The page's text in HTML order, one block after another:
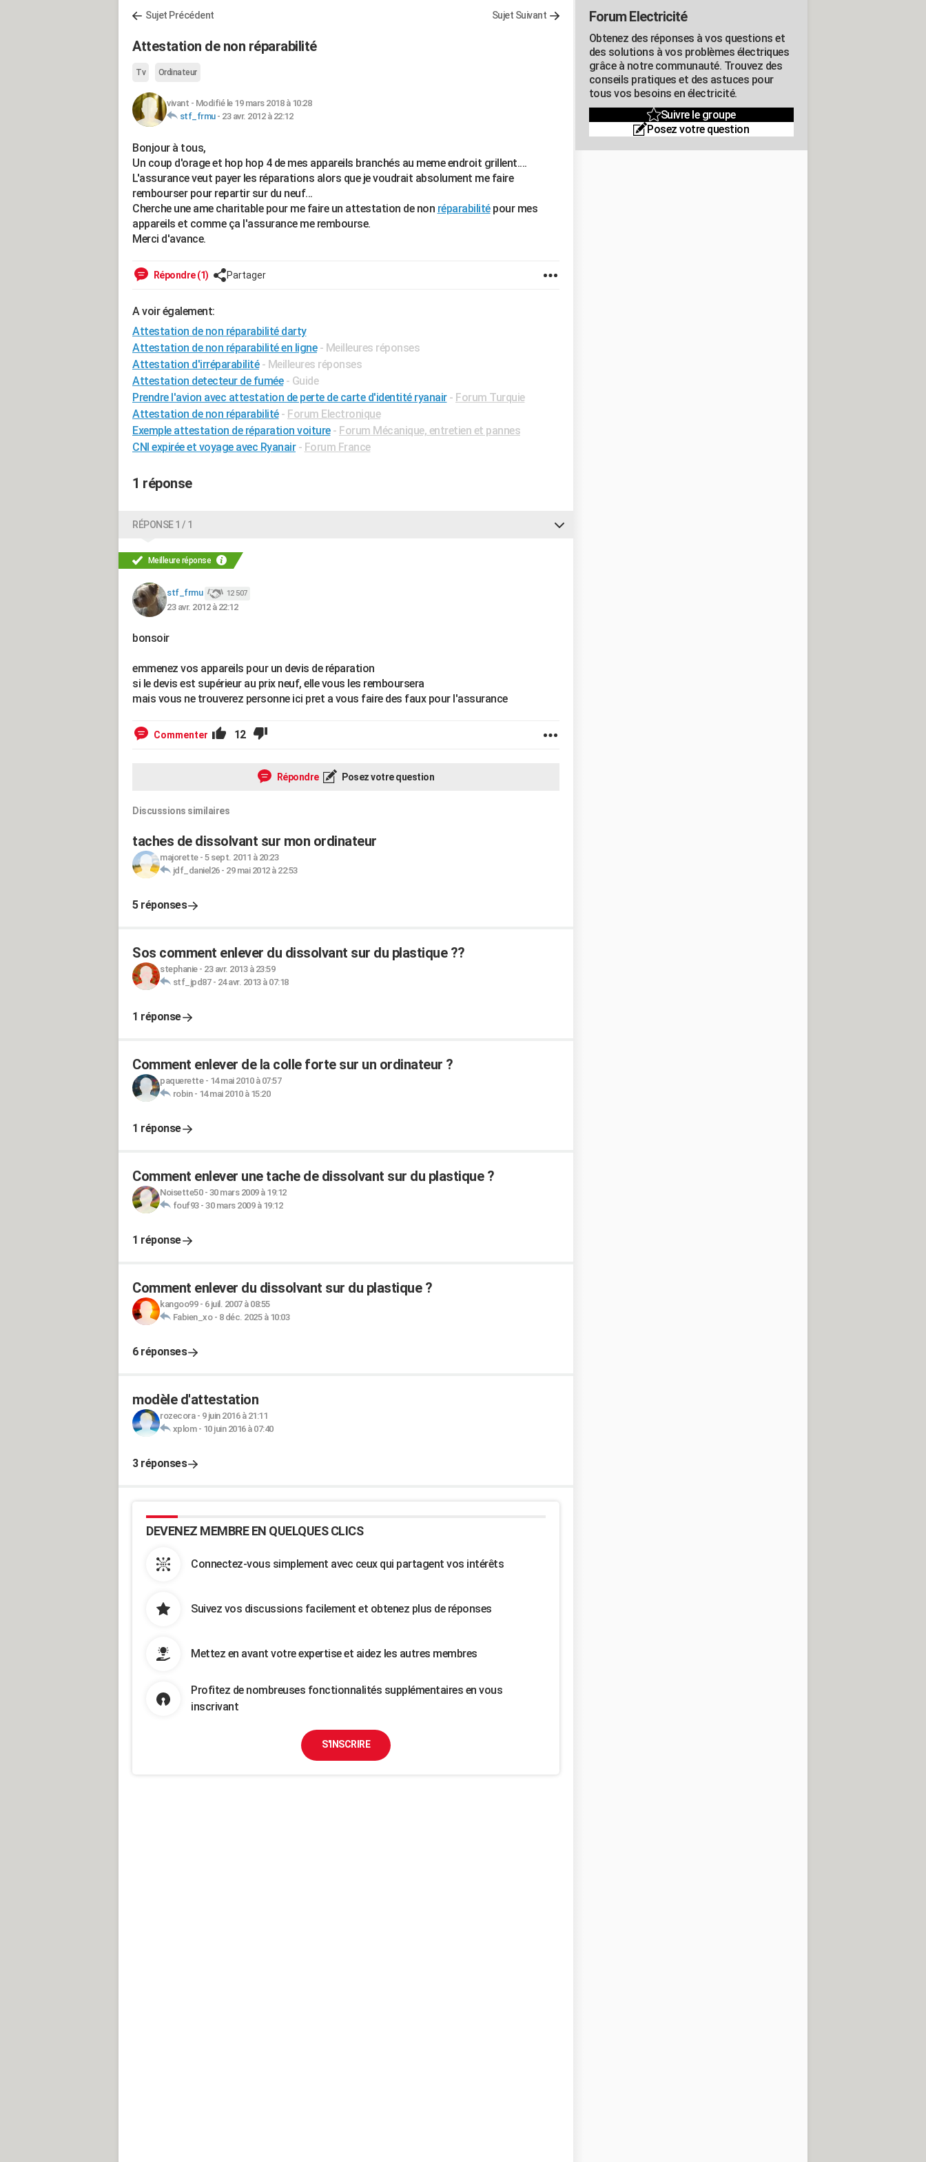
Sujet Précédent Sujet Suivant
Attestation de non réparabilité
Tv Ordinateur
vivant - Modifié le 19 mars 2018 à 10:28
stf_frmu- 23 avr. 2012 à 22:12
Bonjour à tous,
Un coup d'orage et hop hop 4 de mes appareils branchés au meme endroit grillent....
L'assurance veut payer les réparations alors que je voudrait absolument me faire
rembourser pour repartir sur du neuf...
Cherche une ame charitable pour me faire un attestation de non réparabilitépour mes
appareils et comme ça l'assurance me rembourse.
Merci d'avance.
Répondre (1) Partager
A voir également:
Attestation de non réparabilité darty
Attestation de non réparabilité en ligne - Meilleures réponses
Attestation d'irréparabilité - Meilleures réponses
Attestation detecteur de fumée - Guide
Prendre l'avion avec attestation de perte de carte d'identité ryanair - Forum Turquie
Attestation de non réparabilité - Forum Electronique
Exemple attestation de réparation voiture - Forum Mécanique, entretien et pannes
CNI expirée et voyage avec Ryanair - Forum France
1 réponse
RÉPONSE 1 / 1
Meilleure réponse
stf_frmu 12 507
23 avr. 2012 à 22:12
bonsoir
emmenez vos appareils pour un devis de réparation
si le devis est supérieur au prix neuf, elle vous les remboursera
mais vous ne trouverez personne ici pret a vous faire des faux pour l'assurance
Commenter 12
Répondre Posez votre question
Discussions similaires
taches de dissolvant sur mon ordinateur
majorette- 5 sept. 2011 à 20:23
jdf_daniel26- 29 mai 2012 à 22:53
5 réponses
Sos comment enlever du dissolvant sur du plastique ??
stephanie- 23 avr. 2013 à 23:59
stf_jpd87- 24 avr. 2013 à 07:18
1 réponse
Comment enlever de la colle forte sur un ordinateur ?
paquerette- 14 mai 2010 à 07:57
robin- 14 mai 2010 à 15:20
1 réponse
Comment enlever une tache de dissolvant sur du plastique ?
Noisette50- 30 mars 2009 à 19:12
fouf93- 30 mars 2009 à 19:12
1 réponse
Comment enlever du dissolvant sur du plastique ?
kangoo99- 6 juil. 2007 à 08:55
Fabien_xo- 8 déc. 2025 à 10:03
6 réponses
modèle d'attestation
rozecora- 9 juin 2016 à 21:11
xplom- 10 juin 2016 à 07:40
3 réponses
DEVENEZ MEMBRE EN QUELQUES CLICS
Connectez-vous simplement avec ceux qui partagent vos intérêts
Suivez vos discussions facilement et obtenez plus de réponses
Mettez en avant votre expertise et aidez les autres membres
Profitez de nombreuses fonctionnalités supplémentaires en vous
inscrivant
S'INSCRIRE
Forum Electricité
Obtenez des réponses à vos questions et
des solutions à vos problèmes électriques
grâce à notre communauté. Trouvez des
conseils pratiques et des astuces pour
tous vos besoins en électricité.
Suivre le groupe
Posez votre question